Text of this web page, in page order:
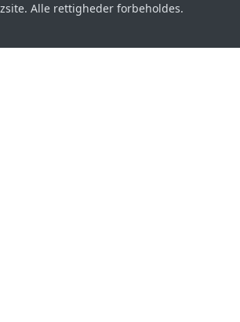
Alle rettigheder forbeholdes.